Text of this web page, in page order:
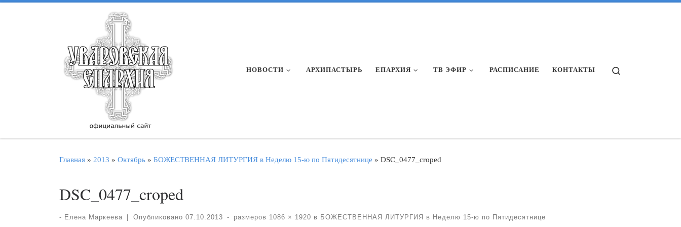
НОВОСТИ АРХИПАСТЫРЬ ЕПАРХИЯ ТВ ЭФИР РАСПИСАНИЕ КОНТАКТЫ
Главная » 2013 » Октябрь » БОЖЕСТВЕННАЯ ЛИТУРГИЯ в Неделю 15-ю по Пятидесятнице » DSC_0477_croped
DSC_0477_croped
- Елена Маркеева Опубликовано 07.10.2013 - размеров 1086 × 1920 в БОЖЕСТВЕННАЯ ЛИТУРГИЯ в Неделю 15-ю по Пятидесятнице